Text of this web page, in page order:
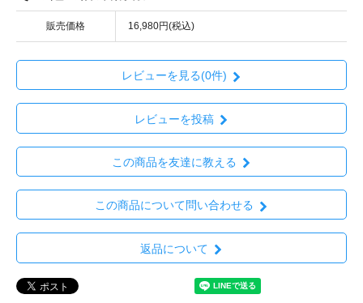
販売価格 16,980円(税込)
レビューを見る(0件)
レビューを投稿
この商品を友達に教える
この商品について問い合わせる
返品について